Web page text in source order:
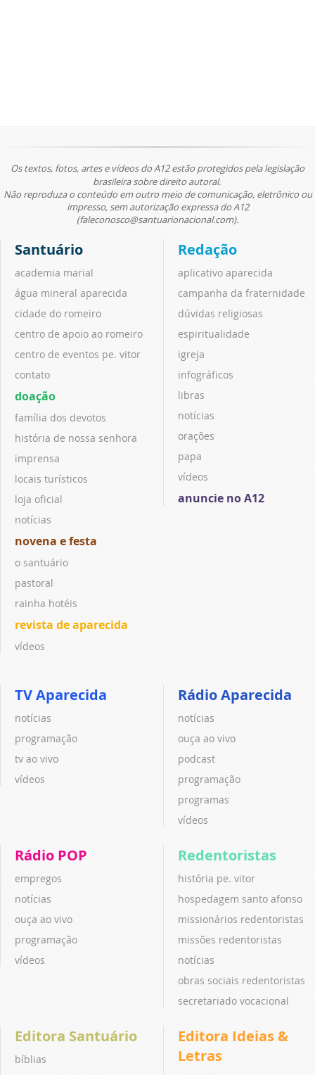
Os textos, fotos, artes e vídeos do A12 estão protegidos pela legislação
brasileira sobre direito autoral.
Não reproduza o conteúdo em outro meio de comunicação, eletrônico ou
impresso, sem autorização expressa do A12
(faleconosco@santuarionacional.com).
Santuário
academia marial
água mineral aparecida
cidade do romeiro
centro de apoio ao romeiro
centro de eventos pe. vitor
contato
doação
família dos devotos
história de nossa senhora
imprensa
locais turísticos
loja oficial
notícias
novena e festa
o santuário
pastoral
rainha hotéis
revista de aparecida
vídeos
Redação
aplicativo aparecida
campanha da fraternidade
dúvidas religiosas
espiritualidade
igreja
infográficos
libras
notícias
orações
papa
vídeos
anuncie no A12
TV Aparecida
notícias
programação
tv ao vivo
vídeos
Rádio Aparecida
notícias
ouça ao vivo
podcast
programação
programas
vídeos
Rádio POP
empregos
notícias
ouça ao vivo
programação
vídeos
Redentoristas
história pe. vitor
hospedagem santo afonso
missionários redentoristas
missões redentoristas
notícias
obras sociais redentoristas
secretariado vocacional
Editora Santuário
bíblias
Editora Ideias &
Letras